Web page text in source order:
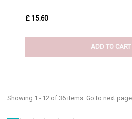
£ 15.60
ADD TO CART
Showing 1 - 12 of 36 items. Go to next page